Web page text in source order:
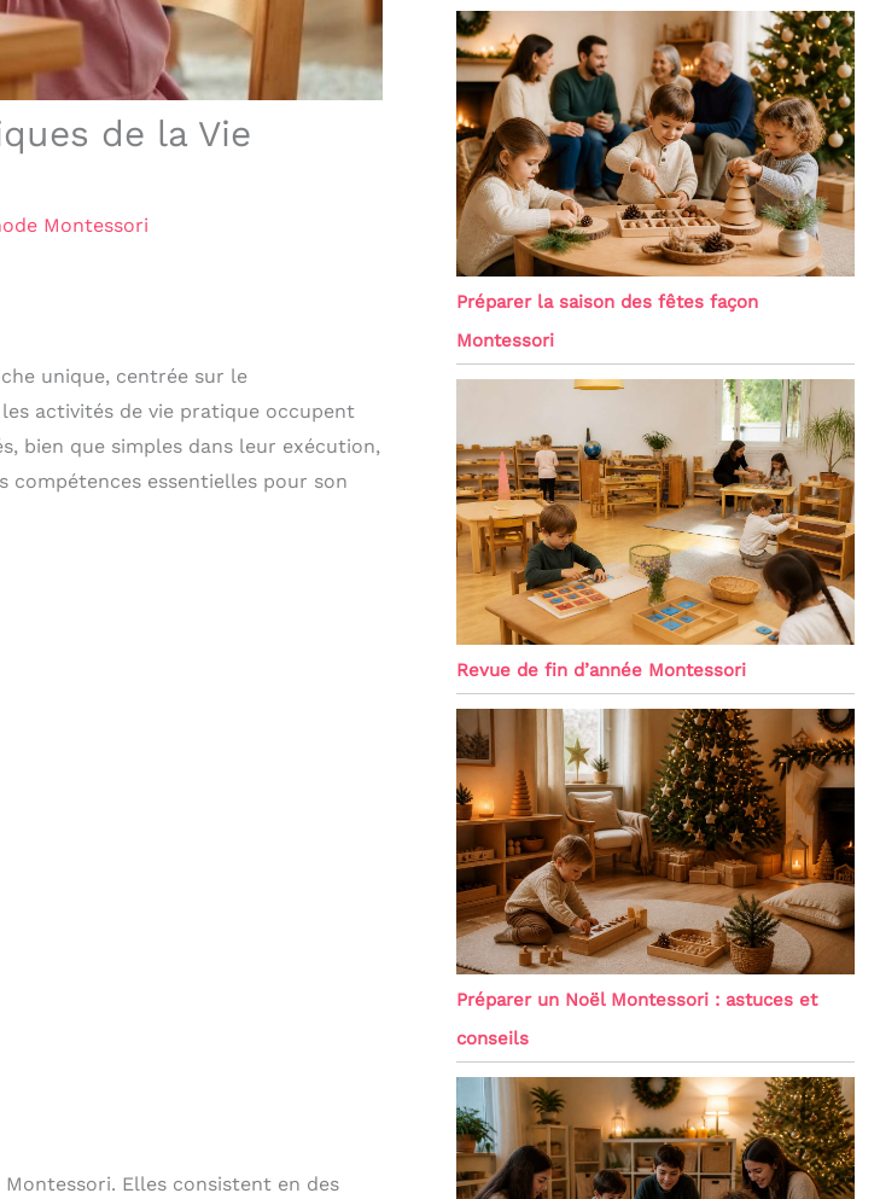
de la Vie
Montessori
unique, centrée sur le
activités de vie pratique occupent
bien que simples dans leur exécution,
compétences essentielles pour son
Elles consistent en des
Préparer la saison des fêtes façon
Montessori
Revue de fin d’année Montessori
Préparer un Noël Montessori : astuces et
conseils